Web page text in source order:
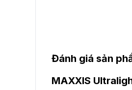
Đánh giá sản
MAXXIS